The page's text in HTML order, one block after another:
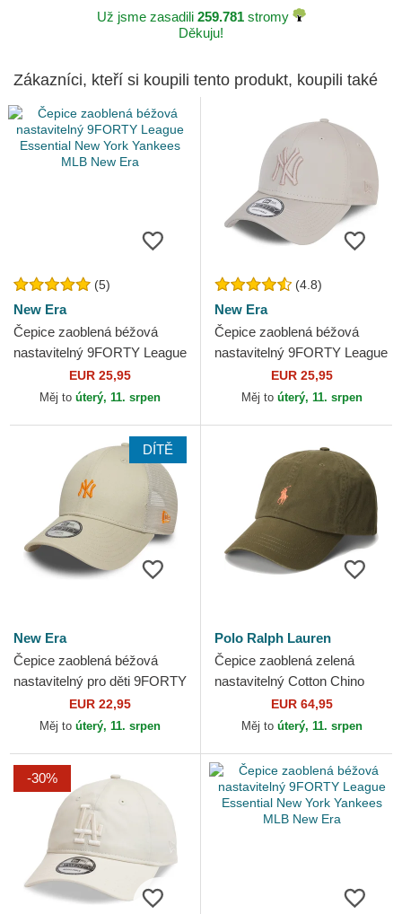
Už jsme zasadili 259.781stromy
Děkuju!
Zákazníci, kteří si koupili tento produkt, koupili také
(5)
New Era
Čepice zaoblená béžová
nastavitelný 9FORTY League
Essential New York Yankees
MLB New Era
EUR 25,95
Měj to úterý, 11. srpen
(4.8)
New Era
Čepice zaoblená béžová
nastavitelný 9FORTY League
Essential Poly New York
Yankees MLB New Era
EUR 25,95
Měj to úterý, 11. srpen
DÍTĚ
New Era
Čepice zaoblená béžová
nastavitelný pro děti 9FORTY
Homefield New York
Yankees MLB New Era
EUR 22,95
Měj to úterý, 11. srpen
Polo Ralph Lauren
Čepice zaoblená zelená
nastavitelný Cotton Chino
Classic Sport Polo Ralph
Lauren
EUR 64,95
Měj to úterý, 11. srpen
-30%